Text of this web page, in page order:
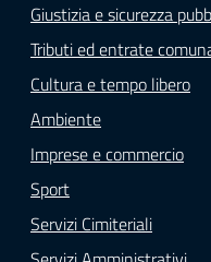
Giustizia e sicurezza
Tributi ed entrate
Cultura e tempo libero
Ambiente
Imprese e commercio
Sport
Servizi Cimiteriali